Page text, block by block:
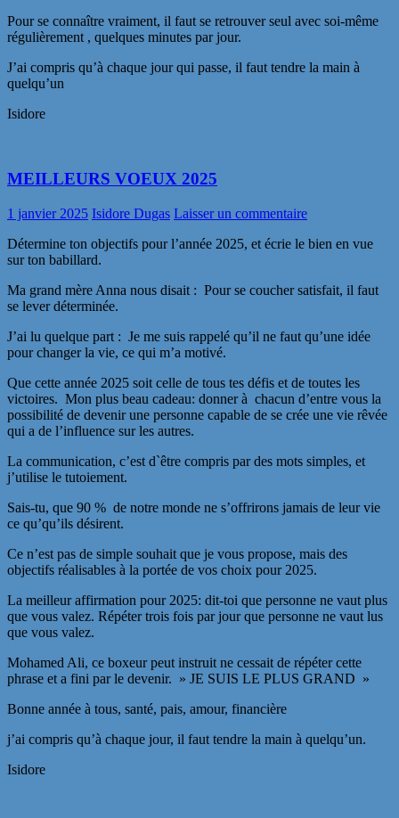
Pour se connaître vraiment, il faut se retrouver seul avec soi-même
régulièrement , quelques minutes par jour.
J’ai compris qu’à chaque jour qui passe, il faut tendre la main à
quelqu’un
Isidore
MEILLEURS VOEUX 2025
1 janvier 2025 Isidore Dugas Laisser un commentaire
Détermine ton objectifs pour l’année 2025, et écrie le bien en vue
sur ton babillard.
Ma grand mère Anna nous disait : Pour se coucher satisfait, il faut
se lever déterminée.
J’ai lu quelque part : Je me suis rappelé qu’il ne faut qu’une idée
pour changer la vie, ce qui m’a motivé.
Que cette année 2025 soit celle de tous tes défis et de toutes les
victoires. Mon plus beau cadeau: donner à chacun d’entre vous la
possibilité de devenir une personne capable de se crée une vie rêvée
qui a de l’influence sur les autres.
La communication, c’est d`être compris par des mots simples, et
j’utilise le tutoiement.
Sais-tu, que 90 % de notre monde ne s’offrirons jamais de leur vie
ce qu’qu’ils désirent.
Ce n’est pas de simple souhait que je vous propose, mais des
objectifs réalisables à la portée de vos choix pour 2025.
La meilleur affirmation pour 2025: dit-toi que personne ne vaut plus
que vous valez. Répéter trois fois par jour que personne ne vaut lus
que vous valez.
Mohamed Ali, ce boxeur peut instruit ne cessait de répéter cette
phrase et a fini par le devenir. » JE SUIS LE PLUS GRAND »
Bonne année à tous, santé, pais, amour, financière
j’ai compris qu’à chaque jour, il faut tendre la main à quelqu’un.
Isidore